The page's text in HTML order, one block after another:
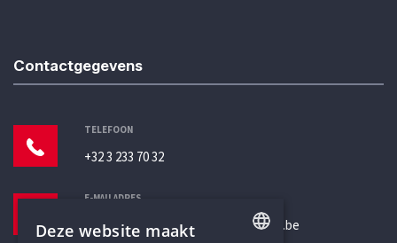
Contactgegevens
TELEFOON
+32 3 233 70 32
E-MAILADRES
secretariaat@humanistischverbond.be
Deze website maakt